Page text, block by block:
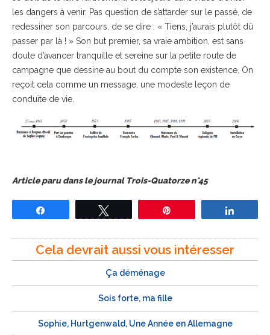
les dangers à venir. Pas question de s’attarder sur le passé, de
redessiner son parcours, de se dire : « Tiens, j’aurais plutôt dû
passer par là ! » Son but premier, sa vraie ambition, est sans
doute d’avancer tranquille et sereine sur la petite route de
campagne que dessine au bout du compte son existence. On
reçoit cela comme un message, une modeste leçon de
conduite de vie.
Article paru dans le journal Trois-Quatorze n°45
Cela devrait aussi vous intéresser
Ça déménage
Sois forte, ma fille
Sophie, Hurtgenwald, Une Année en Allemagne